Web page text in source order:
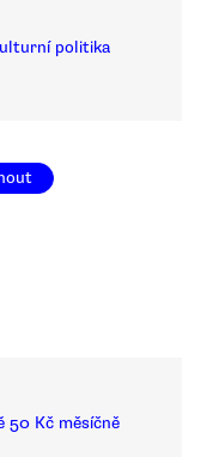
politika
50 Kč měsíčně